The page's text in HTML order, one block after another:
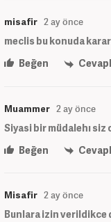
misafir 2 ay önce
meclis bu konuda
Beğen
Muammer 2 ay önce
Siyasi bir müdalehı
Beğen
Misafir 2 ay önce
Bunlara izin